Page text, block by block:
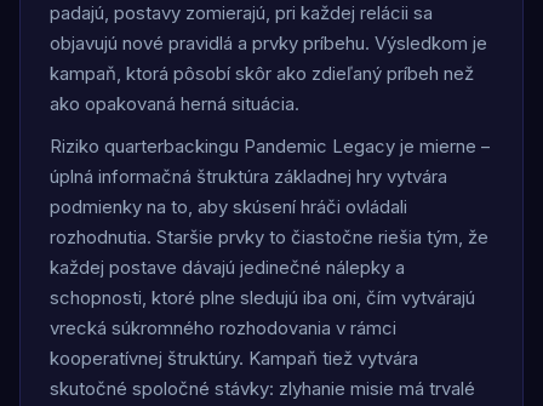
padajú, postavy zomierajú, pri každej relácii sa
objavujú nové pravidlá a prvky príbehu. Výsledkom je
kampaň, ktorá pôsobí skôr ako zdieľaný príbeh než
ako opakovaná herná situácia.
Riziko quarterbackingu Pandemic Legacy je mierne –
úplná informačná štruktúra základnej hry vytvára
podmienky na to, aby skúsení hráči ovládali
rozhodnutia. Staršie prvky to čiastočne riešia tým, že
každej postave dávajú jedinečné nálepky a
schopnosti, ktoré plne sledujú iba oni, čím vytvárajú
vrecká súkromného rozhodovania v rámci
kooperatívnej štruktúry. Kampaň tiež vytvára
skutočné spoločné stávky: zlyhanie misie má trvalé